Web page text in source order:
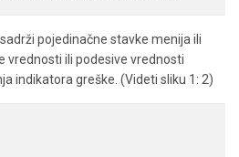
pojedinačne stavke menija ili
vrednosti ili podesive vrednosti
indikatora greške. (Videti sliku 1: 2)